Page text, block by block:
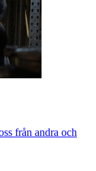
från andra och